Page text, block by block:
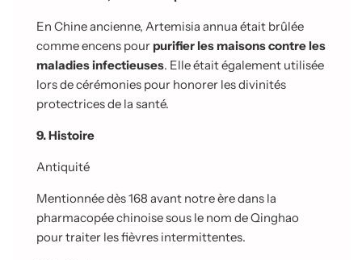
En Chine ancienne, Artemisia annua était brûlée
comme encens pour purifier les maisons contre les
maladies infectieuses. Elle était également utilisée
lors de cérémonies pour honorer les divinités
protectrices de la santé.
9. Histoire
Antiquité
Mentionnée dès 168 avant notre ère dans la
pharmacopée chinoise sous le nom de Qinghao
pour traiter les fièvres intermittentes.